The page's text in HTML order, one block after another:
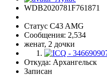
WDB2020781F761871
Статус C43 AMG
Сообщения: 2,534
женат, 2 дочки
Откуда: Архангельск
Записан